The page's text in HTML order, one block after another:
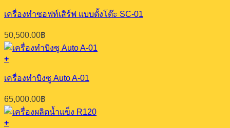
เครื่องทำซอฟท์เสิร์ฟ แบบตั้งโต๊ะ SC-01
50,500.00฿
+
เครื่องทำบิงซู Auto A-01
65,000.00฿
+